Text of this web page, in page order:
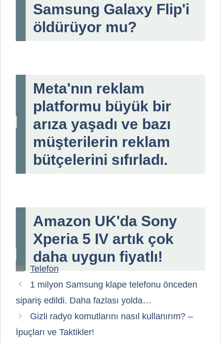
Samsung Galaxy Flip'i
öldürüyor mu?
Meta'nın reklam
platformu büyük bir
arıza yaşadı ve bazı
müşterilerin reklam
bütçelerini sıfırladı.
Amazon UK'da Sony
Xperia 5 IV artık çok
daha uygun fiyatlı!
Kategoriler
Telefon
1 milyon Samsung klape telefonu önceden
sipariş edildi. Daha fazlası yolda…
Gizli radyo komutlarını nasıl kullanırım? –
İpuçları ve Taktikler!